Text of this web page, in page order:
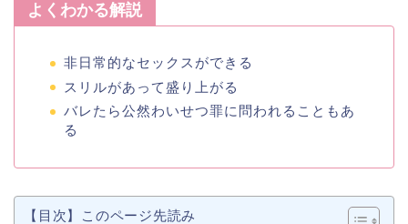
よくわかる解説
非日常的なセックスができる
スリルがあって盛り上がる
バレたら公然わいせつ罪に問われることもあ
る
【目次】このページ先読み